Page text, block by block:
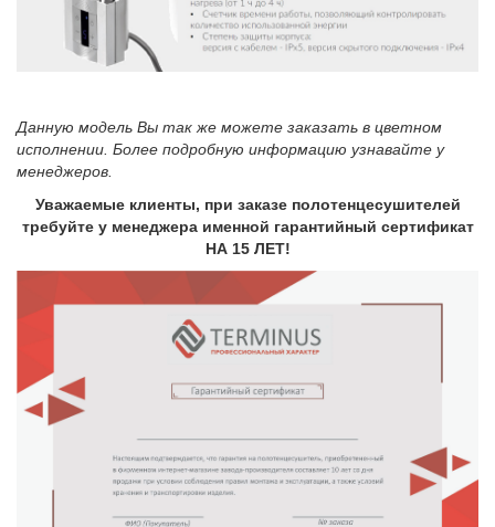
Данную модель Вы так же можете заказать в цветном
исполнении. Более подробную информацию узнавайте у
менеджеров.
Уважаемые клиенты, при заказе полотенцесушителей
требуйте у менеджера именной гарантийный сертификат
НА 15 ЛЕТ!